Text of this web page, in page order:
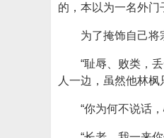
的，本以为一名外门
为了掩饰自己将
“耻辱、败类，
人一边，虽然他林
“你为何不说话